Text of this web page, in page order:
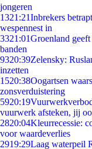
jongeren
1321:21Inbrekers
wespennest in
3321:01Groenland
banden
9320:39Zelensky:
inzetten
1520:38Oogartsen
zonsverduistering
5920:19
vuurwerk afsteken, jij
2820:04Kleurrecessie:
voor waardeverlies
2919:29Laag waterpeil